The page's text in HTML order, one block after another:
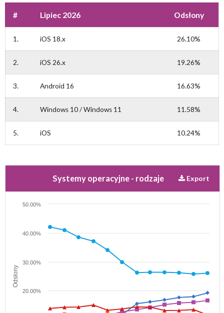
# Lipiec 2026 Odsłony
1. iOS 18.x 26.10%
2. iOS 26.x 19.26%
3. Android 16 16.63%
4. Windows 10 / Windows 11 11.58%
5. iOS 10.24%
Systemy operacyjne - rodzaje Export
Odsłony
20.00%
30.00%
40.00%
50.00%